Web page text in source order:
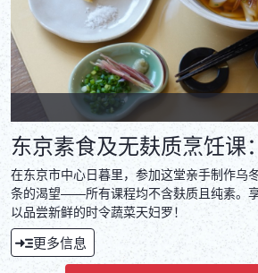
东京素食及无麸质烹饪课
在东京市中心日暮里，参加这堂亲手制作乌
条的渴望——所有课程均不含麸质且纯素。
以品尝新鲜的时令蔬菜天妇罗！
更多信息